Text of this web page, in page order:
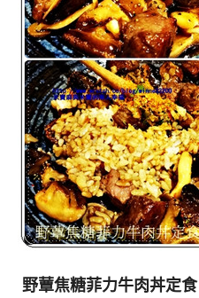
野蕈焦糖菲力牛肉丼定食